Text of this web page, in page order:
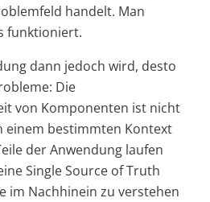
handelt. Man
funktioniert.
dann jedoch wird, desto
Die
von Komponenten ist nicht
einem bestimmten Kontext
der Anwendung laufen
Single Source of Truth
im Nachhinein zu verstehen